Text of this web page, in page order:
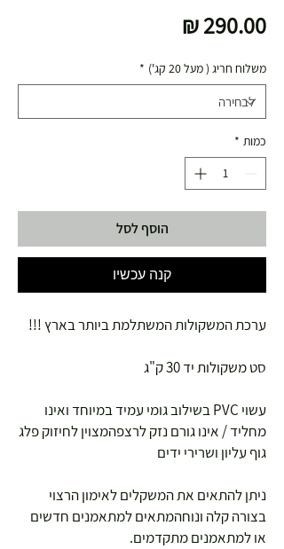
משלוח חריג ( מעל 20 קג') *
כמות *
הוסף לסל
קנה עכשיו
ערכת המשקולות המשתלמת ביותר בארץ !!!
סט משקולות יד 30 ק"ג
עשוי PVC בשילוב גומי עמיד במיוחד ואינו
מחליד / אינו גורם נזק לרצפהמצוין לחיזוק פלג
גוף עליון ושרירי ידים
ניתן להתאים את המשקלים לאימון הרצוי
בצורה קלה ונוחהמתאים למתאמנים חדשים
או למתאמנים מתקדמים.